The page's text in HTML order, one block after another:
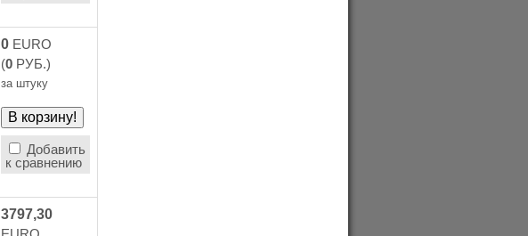
0 EURO
(0 РУБ.)
за штуку
Добавить
к сравнению
3797,30